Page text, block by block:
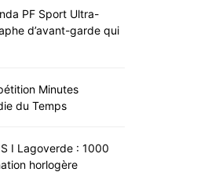
PF Sport Ultra-
d’avant-garde qui
Minutes
du Temps
I Lagoverde : 1000
horlogère